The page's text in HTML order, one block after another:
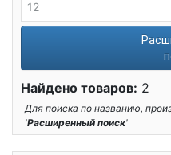
Найдено товаров: 2
Для поиска по названию,
'Расширенный поиск'